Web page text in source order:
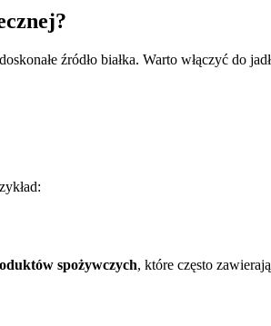
źródło białka. Warto włączyć do
spożywczych, które często